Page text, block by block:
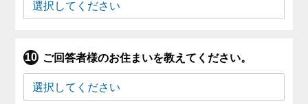
ご回答者様のお住まいを教えてください。